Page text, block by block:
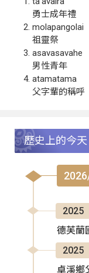
勇士成年禮
molapangolai
祖靈祭
asavasavahe
男性青年
atamatama
父字輩的稱呼
歷史上的今天
2025
德芙蘭
2025
卓溪鄉